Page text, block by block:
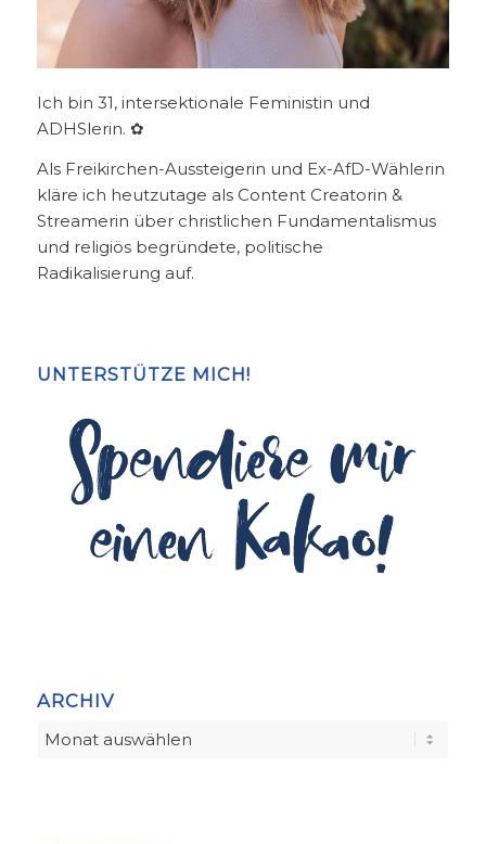
Ich bin 31, intersektionale Feministin und
ADHSlerin. ✿
Als Freikirchen-Aussteigerin und Ex-AfD-Wählerin
kläre ich heutzutage als Content Creatorin &
Streamerin über christlichen Fundamentalismus
und religiös begründete, politische
Radikalisierung auf.
UNTERSTÜTZE MICH!
ARCHIV